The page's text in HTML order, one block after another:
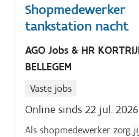
Shopmedewerker
tankstation nacht
AGO Jobs & HR
BELLEGEM
Vaste jobs
Online sinds 22 jul. 2026
Als shopmedewerker zorg